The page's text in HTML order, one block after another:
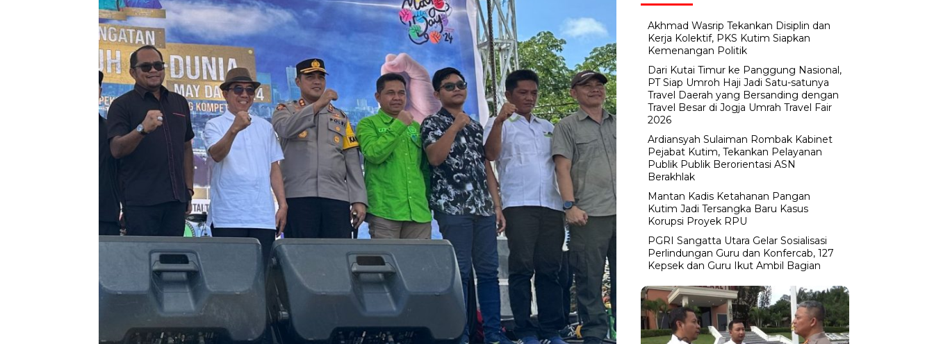
Akhmad Wasrip Tekankan Disiplin dan
Kerja Kolektif, PKS Kutim Siapkan
Kemenangan Politik
Dari Kutai Timur ke Panggung Nasional,
PT Siap Umroh Haji Jadi Satu-satunya
Travel Daerah yang Bersanding dengan
Travel Besar di Jogja Umrah Travel Fair
2026
Ardiansyah Sulaiman Rombak Kabinet
Pejabat Kutim, Tekankan Pelayanan
Publik Publik Berorientasi ASN
Berakhlak
Mantan Kadis Ketahanan Pangan
Kutim Jadi Tersangka Baru Kasus
Korupsi Proyek RPU
PGRI Sangatta Utara Gelar Sosialisasi
Perlindungan Guru dan Konfercab, 127
Kepsek dan Guru Ikut Ambil Bagian